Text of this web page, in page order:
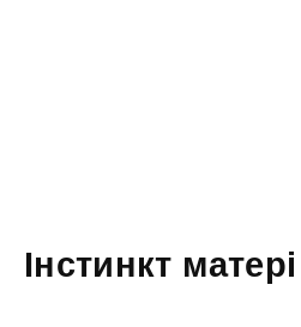
Інстинкт матері